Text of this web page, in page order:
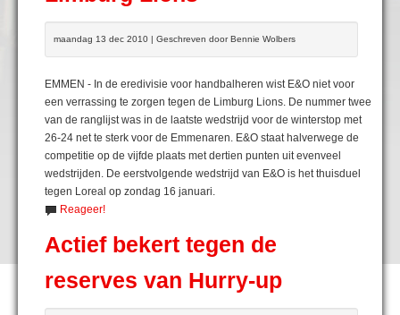
maandag 13 dec 2010 | Geschreven door Bennie Wolbers
EMMEN - In de eredivisie voor handbalheren wist E&O niet voor
een verrassing te zorgen tegen de Limburg Lions. De nummer twee
van de ranglijst was in de laatste wedstrijd voor de winterstop met
26-24 net te sterk voor de Emmenaren. E&O staat halverwege de
competitie op de vijfde plaats met dertien punten uit evenveel
wedstrijden. De eerstvolgende wedstrijd van E&O is het thuisduel
tegen Loreal op zondag 16 januari.
Reageer!
Actief bekert tegen de
reserves van Hurry-up